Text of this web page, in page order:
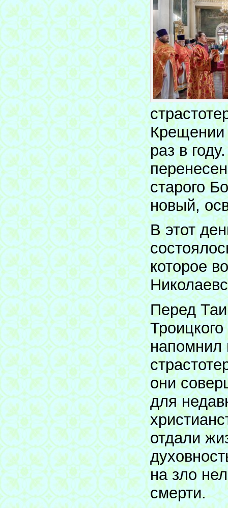
Крещении
раз в
старого
новый,
В этот
которое
Перед
напомнил
они
для
отдали
на зло
смерти.